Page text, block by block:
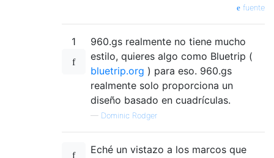
fuente
1
960.gs realmente no tiene mucho
estilo, quieres algo como Bluetrip (
bluetrip.org ) para eso. 960.gs
realmente solo proporciona un
diseño basado en cuadrículas.
— Dominic Rodger
Eché un vistazo a los marcos que